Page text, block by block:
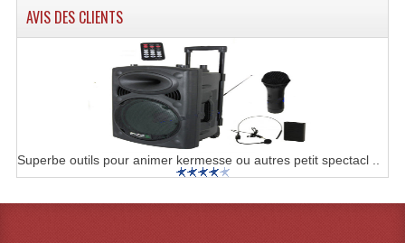
Enregistreur Numérique
Platines Dvd Pour Dj
Platines Cassettes
Limiteur De Niveau Sonore
AVIS DES CLIENTS
Superbe outils pour animer kermesse ou autres petit spectacl ..